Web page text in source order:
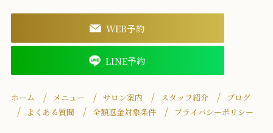
WEB予約
LINE予約
ホーム メニュー サロン案内 スタッフ紹介
ブログ
よくある質問
全額返金対象条件 プライバシーポリシー